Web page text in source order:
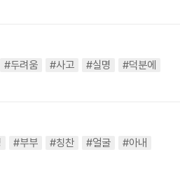
#두려움 #사고 #실명 #덕분에
#부부 #칭찬 #얼굴
#아내